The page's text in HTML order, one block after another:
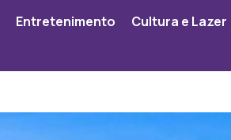
Entretenimento Cultura e Lazer